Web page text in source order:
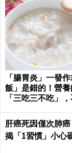
「腸胃炎」一發
飯」是錯的！營
「三吃三不吃」
Health
肝癌死因僅次肺
揭「1習慣」小心